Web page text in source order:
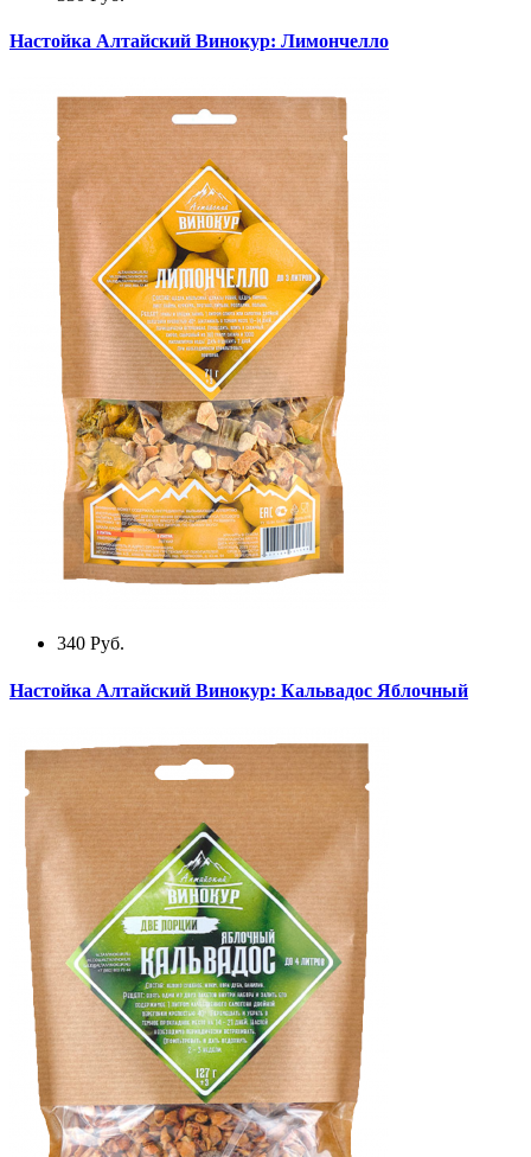
Настойка Алтайский Винокур: Лимончелло
340 Руб.
Настойка Алтайский Винокур: Кальвадос Яблочный